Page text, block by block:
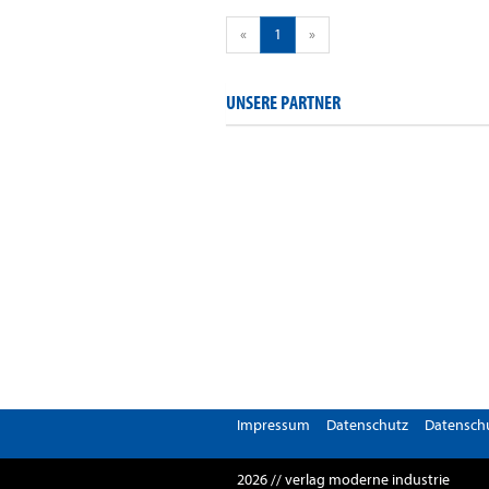
« 1 »
UNSERE PARTNER
Impressum Datenschutz
2026 // verlag moderne industrie